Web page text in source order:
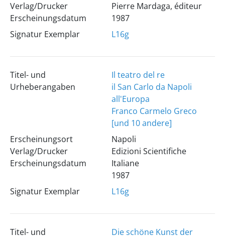
Verlag/Drucker
Erscheinungsdatum
Pierre Mardaga, éditeur
1987
Signatur Exemplar
L16g
Titel- und
Urheberangaben
Il teatro del re
il San Carlo da Napoli
all'Europa
Franco Carmelo Greco
[und 10 andere]
Erscheinungsort
Verlag/Drucker
Erscheinungsdatum
Napoli
Edizioni Scientifiche
Italiane
1987
Signatur Exemplar
L16g
Titel- und
Die schöne Kunst der